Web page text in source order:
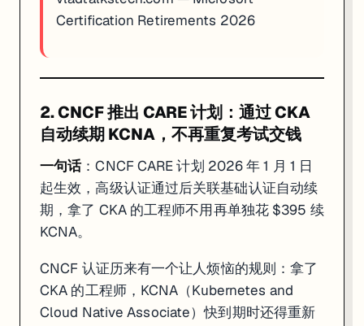
AWS 零基础入门者：在 6 月 24 日前去udacity.com/
Certification Retirements 2026
2. CNCF 推出 CARE 计划：通过 CKA
自动续期 KCNA，不再重复考试交钱
一句话：CNCF CARE 计划 2026 年 1 月 1 日
起生效，高级认证通过后关联基础认证自动续
期，拿了 CKA 的工程师不用再单独花 $395 续
KCNA。
CNCF 认证历来有一个让人烦恼的规则：拿了
CKA 的工程师，KCNA（Kubernetes and
Cloud Native Associate）快到期时还得重新